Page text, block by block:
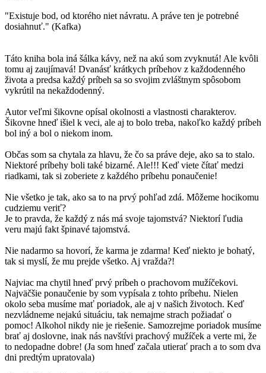
"Existuje bod, od ktorého niet návratu. A práve ten je potrebné
dosiahnuť." (Kafka)
Táto kniha bola iná šálka kávy, než na akú som zvyknutá! Ale kvôli
tomu aj zaujímavá! Dvanásť krátkych príbehov z každodenného
života a predsa každý príbeh sa so svojim zvláštnym spôsobom
vykrútil na nekaždodenný.
Autor veľmi šikovne opísal okolnosti a vlastnosti charakterov.
Šikovne hneď išiel k veci, ale aj to bolo treba, nakoľko každý príbeh
bol iný a bol o niekom inom.
Občas som sa chytala za hlavu, že čo sa práve deje, ako sa to stalo.
Niektoré príbehy boli také bizarné. Ale!!! Keď viete čítať medzi
riadkami, tak si zoberiete z každého príbehu ponaučenie!
Nie všetko je tak, ako sa to na prvý pohľad zdá. Môžeme hocikomu
cudziemu veriť?
Je to pravda, že každý z nás má svoje tajomstvá? Niektorí ľudia
veru majú fakt špinavé tajomstvá.
Nie nadarmo sa hovorí, že karma je zdarma! Keď niekto je bohatý,
tak si myslí, že mu prejde všetko. Aj vražda?!
Najviac ma chytil hneď prvý príbeh o prachovom mužíčekovi.
Najväčšie ponaučenie by som vypísala z tohto príbehu. Nielen
okolo seba musíme mať poriadok, ale aj v našich životoch. Keď
nezvládneme nejakú situáciu, tak nemajme strach požiadať o
pomoc! Alkohol nikdy nie je riešenie. Samozrejme poriadok musíme
brať aj doslovne, inak nás navštívi prachový mužíček a verte mi, že
to nedopadne dobre! (Ja som hneď začala utierať prach a to som dva
dni predtým upratovala)